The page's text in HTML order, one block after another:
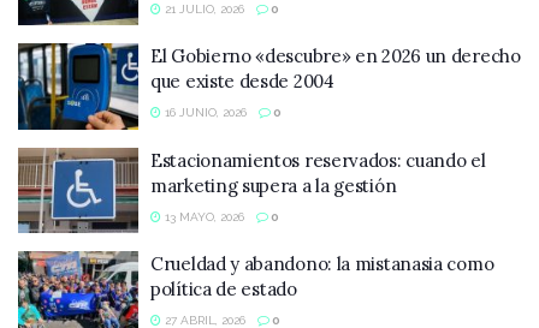
21 JULIO, 2026 0
El Gobierno «descubre» en 2026 un derecho
que existe desde 2004
16 JUNIO, 2026 0
Estacionamientos reservados: cuando el
marketing supera a la gestión
13 MAYO, 2026 0
Crueldad y abandono: la mistanasia como
política de estado
27 ABRIL, 2026 0